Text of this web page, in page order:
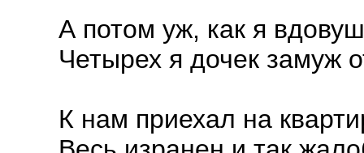
А потом уж, как я
Четырех я дочек замуж
К нам приехал на